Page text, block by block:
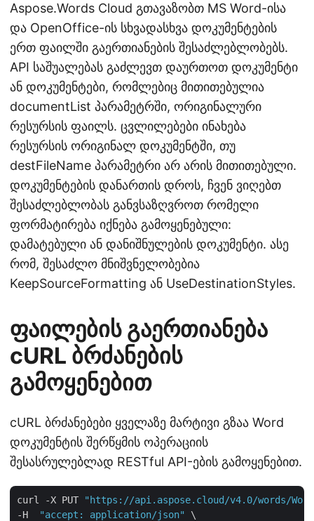
Aspose.Words Cloud გთავაზობთ MS Word-ისა
და OpenOffice-ის სხვადასხვა დოკუმენტების
ერთ ფაილში გაერთიანების შესაძლებლობებს.
API საშუალებას გაძლევთ დაურთოთ დოკუმენტი
ან დოკუმენტები, რომლებიც მითითებულია
documentList პარამეტრში, ორიგინალური
რესურსის ფაილს. ცვლილებები ინახება
რესურსის ორიგინალ დოკუმენტში, თუ
destFileName პარამეტრი არ არის მითითებული.
დოკუმენტების დანართის დროს, ჩვენ ვიღებთ
შესაძლებლობას განვსაზღვროთ რომელი
ფორმატირება იქნება გამოყენებული:
დამატებული ან დანიშნულების დოკუმენტი. ასე
რომ, შესაძლო მნიშვნელობებია
KeepSourceFormatting ან UseDestinationStyles.
ფაილების გაერთიანება
cURL ბრძანების
გამოყენებით
cURL ბრძანებები ყველაზე მარტივი გზაა Word
დოკუმენტის შერწყმის ოპერაციის
შესასრულებლად RESTful API-ების გამოყენებით.
curl -X PUT
"https://api.aspose.cloud/v4.0/words/
-H
"accept: application/json"
\